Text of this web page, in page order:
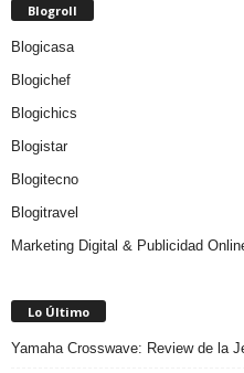
Blogroll
Blogicasa
Blogichef
Blogichics
Blogistar
Blogitecno
Blogitravel
Marketing Digital & Publicidad
Lo Último
Yamaha Crosswave: Review de la